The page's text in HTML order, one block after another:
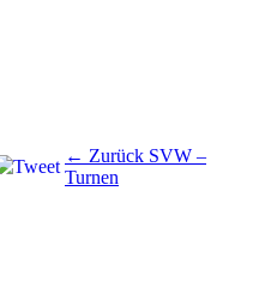
← Zurück SVW –
Turnen